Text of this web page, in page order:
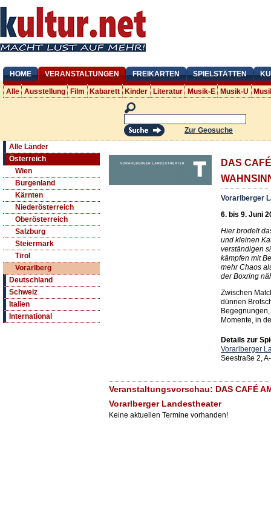
HOME VERANSTALTUNGEN FREIKARTEN SPIELSTÄTTEN
Alle Ausstellung Film Kabarett Kinder Literatur Musik-E Musik-U
Zur Geosuche
Alle Länder
Österreich
Wien
Burgenland
Kärnten
Niederösterreich
Oberösterreich
Salzburg
Steiermark
Tirol
Vorarlberg
Deutschland
Schweiz
Italien
International
DAS
Vorarlberger
6. bis 9. Juni
Hier brodelt
und kleinen
verständigen
kämpfen mit
mehr Chaos
der Boxring
Zwischen
dünnen
Momente, in
Details zur
Vorarlberger
Seestraße 2,
Veranstaltungsvorschau: DAS CAFÉ
Vorarlberger Landestheater
Keine aktuellen Termine vorhanden!